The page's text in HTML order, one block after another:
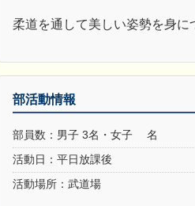
柔道を通して美しい姿勢を身に
部活動情報
部員数：男子 3名・女子 名
活動日：平日放課後
活動場所：武道場